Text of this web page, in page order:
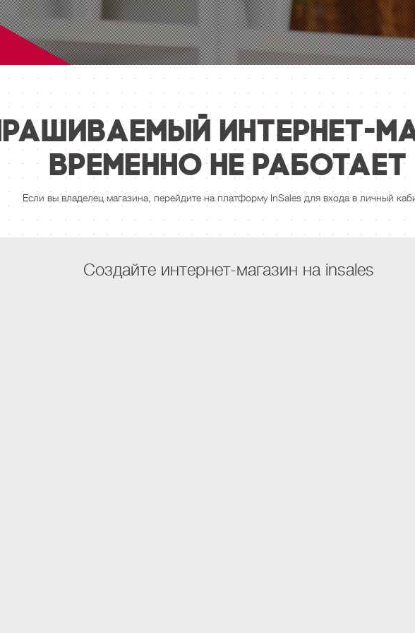
интернет-
временно не работает
Если вы владелец магазина, перейдите на платформу InSales для входа в личный
Создайте интернет-магазин на insales